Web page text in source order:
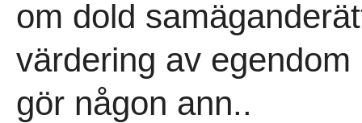
om dold
värdering av
gör någon ann..